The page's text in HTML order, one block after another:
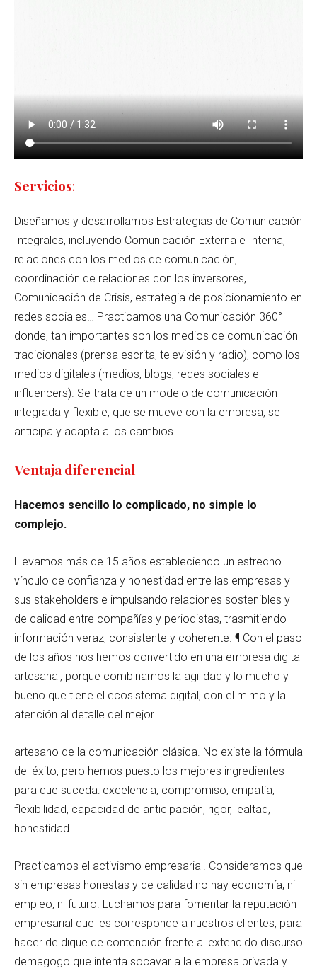
Servicios:
Diseñamos y desarrollamos Estrategias de Comunicación
Integrales, incluyendo Comunicación Externa e Interna,
relaciones con los medios de comunicación,
coordinación de relaciones con los inversores,
Comunicación de Crisis, estrategia de posicionamiento en
redes sociales… Practicamos una Comunicación 360°
donde, tan importantes son los medios de comunicación
tradicionales (prensa escrita, televisión y radio), como los
medios digitales (medios, blogs, redes sociales e
influencers). Se trata de un modelo de comunicación
integrada y flexible, que se mueve con la empresa, se
anticipa y adapta a los cambios.
Ventaja diferencial
Hacemos sencillo lo complicado, no simple lo
complejo.
Llevamos más de 15 años estableciendo un estrecho
vínculo de confianza y honestidad entre las empresas y
sus stakeholders e impulsando relaciones sostenibles y
de calidad entre compañías y periodistas, trasmitiendo
información veraz, consistente y coherente. ¶ Con el paso
de los años nos hemos convertido en una empresa digital
artesanal, porque combinamos la agilidad y lo mucho y
bueno que tiene el ecosistema digital, con el mimo y la
atención al detalle del mejor
artesano de la comunicación clásica. No existe la fórmula
del éxito, pero hemos puesto los mejores ingredientes
para que suceda: excelencia, compromiso, empatía,
flexibilidad, capacidad de anticipación, rigor, lealtad,
honestidad.
Practicamos el activismo empresarial. Consideramos que
sin empresas honestas y de calidad no hay economía, ni
empleo, ni futuro. Luchamos para fomentar la reputación
empresarial que les corresponde a nuestros clientes, para
hacer de dique de contención frente al extendido discurso
demagogo que intenta socavar a la empresa privada y